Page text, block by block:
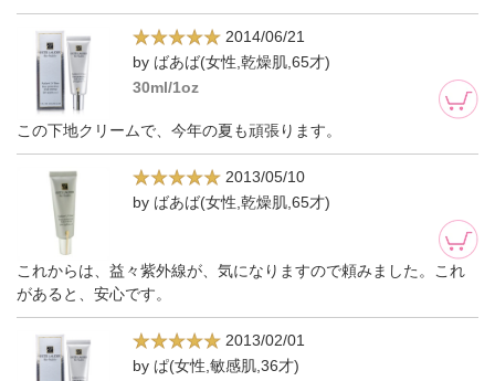
2014/06/21
by ばあば(女性,乾燥肌,65才)
30ml/1oz
この下地クリームで、今年の夏も頑張ります。
2013/05/10
by ばあば(女性,乾燥肌,65才)
これからは、益々紫外線が、気になりますので頼みました。これ
があると、安心です。
2013/02/01
by ぱ(女性,敏感肌,36才)